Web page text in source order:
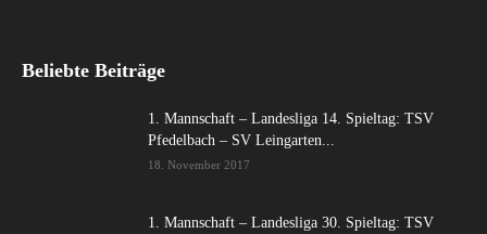
Beliebte Beiträge
1. Mannschaft – Landesliga 14. Spieltag: TSV
Pfedelbach – SV Leingarten...
18. November 2017
1. Mannschaft – Landesliga 30. Spieltag: TSV